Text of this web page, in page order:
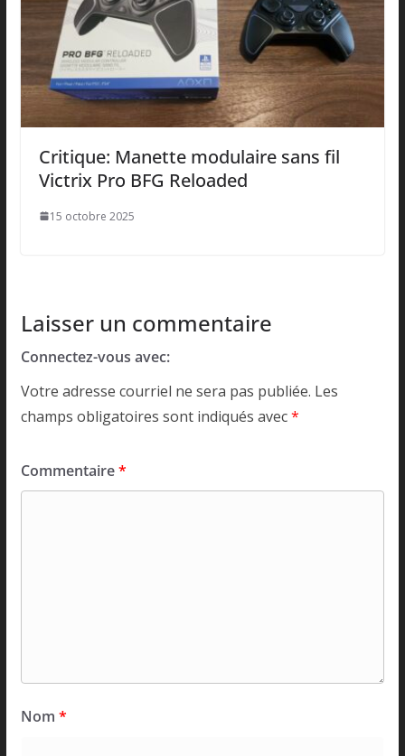
Critique: Manette modulaire sans fil
Victrix Pro BFG Reloaded
15 octobre 2025
Laisser un commentaire
Connectez-vous avec:
Votre adresse courriel ne sera pas publiée. Les
champs obligatoires sont indiqués avec*
Commentaire*
Nom *